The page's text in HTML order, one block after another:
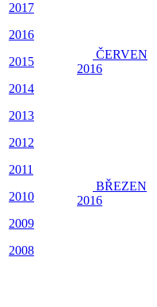
2017
2016
2015
2014
2013
2012
2011
2010
2009
2008
ČERVEN
2016
BŘEZEN
2016